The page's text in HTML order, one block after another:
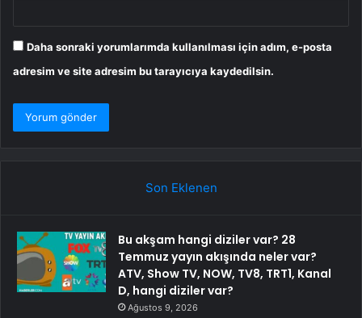
Daha sonraki yorumlarımda kullanılması için adım, e-posta
adresim ve site adresim bu tarayıcıya kaydedilsin.
Son Eklenen
Bu akşam hangi diziler var? 28
Temmuz yayın akışında neler var?
ATV, Show TV, NOW, TV8, TRT1, Kanal
D, hangi diziler var?
Ağustos 9, 2026